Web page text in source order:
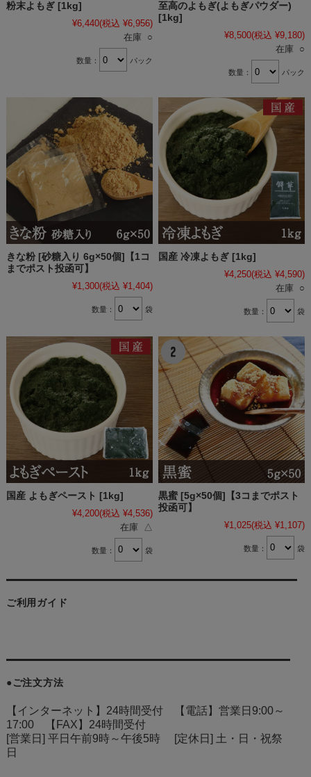
粉末よもぎ [1kg]
¥6,440(税込 ¥6,956)
在庫 ○
数量： パック
至高のよもぎ(よもぎパウダー)
[1kg]
¥8,500(税込 ¥9,180)
在庫 ○
数量： パック
きな粉 [砂糖入り 6g×50個]【1コ
までポスト投函可】
¥1,300(税込 ¥1,404)
数量： 袋
国産 冷凍よもぎ [1kg]
¥4,250(税込 ¥4,590)
在庫 ○
数量： 袋
国産 よもぎペースト [1kg]
¥4,200(税込 ¥4,536)
在庫 △
数量： 袋
黒蜜 [5g×50個]【3コまでポスト
投函可】
¥1,025(税込 ¥1,107)
数量： 袋
ご利用ガイド
●ご注文方法
【インターネット】24時間受付 【電話】営業日9:00～
17:00 【FAX】24時間受付
[営業日] 平日午前9時～午後5時 [定休日] 土・日・祝祭
日